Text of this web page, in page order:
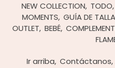
NEW COLLECTION TODO
MOMENTS GUÍA DE
OUTLET BEBÉ
Ir arriba Contáctanos